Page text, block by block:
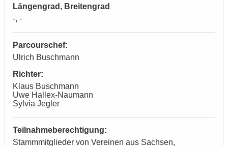
Längengrad, Breitengrad
-, -
Parcourschef:
Ulrich Buschmann
Richter:
Klaus Buschmann
Uwe Hallex-Naumann
Sylvia Jegler
Teilnahmeberechtigung:
Stammmitglieder von Vereinen aus Sachsen,